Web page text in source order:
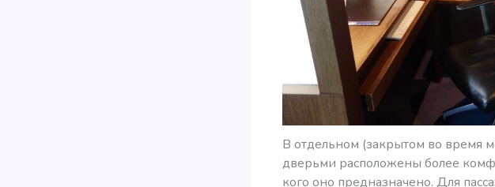
В отдельном (закрытом во время
дверьми расположены более
кого оно предназначено. Для